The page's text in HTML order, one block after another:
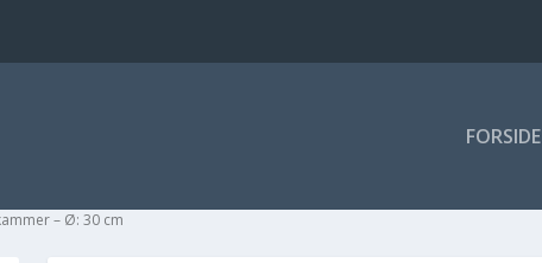
FORSIDE
– Ø: 30 cm